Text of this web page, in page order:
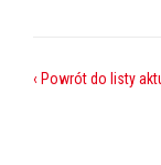
‹ Powrót do listy